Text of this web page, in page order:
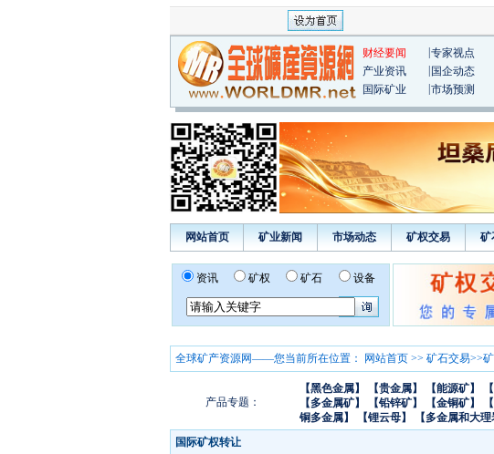
财经要闻 专家视点
产业资讯
国企动态
国际矿业
市场预测
网站首页 矿业新闻 市场动态 矿权交易 矿
资讯 矿权 矿石 设备
全球矿产资源网——您当前所在位置： 网站首页 >> 矿石交易>>
产品专题：
【黑色金属】 【贵金属】 【能源矿】
【多金属矿】
【铅锌矿】 【金铜矿】
铜多金属】
【锂云母】
【多金属和大理
国际矿权转让